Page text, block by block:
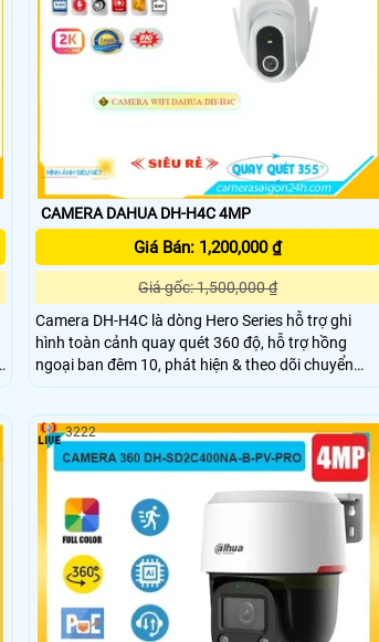
CAMERA DAHUA DH-H4C 4MP
Giá Bán: 1,200,000 ₫
Giá gốc: 1,500,000 ₫
Camera DH-H4C là dòng Hero Series hỗ trợ ghi
hình toàn cảnh quay quét 360 độ, hỗ trợ hồng
ngoại ban đêm 10, phát hiện & theo dõi chuyển
động thông minh, camera còn cho phép người
Internet dễ dàng
3222